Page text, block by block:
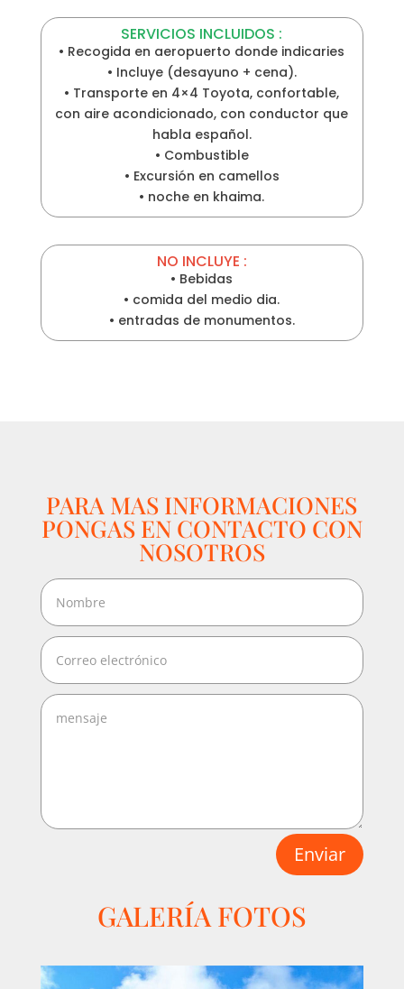
SERVICIOS INCLUIDOS :
• Recogida en aeropuerto donde indicaries
• Incluye (desayuno + cena).
• Transporte en 4×4 Toyota, confortable,
con aire acondicionado, con conductor que
habla español.
• Combustible
• Excursión en camellos
• noche en khaima.
NO INCLUYE :
• Bebidas
• comida del medio dia.
• entradas de monumentos.
PARA MAS INFORMACIONES
PONGAS EN CONTACTO CON
NOSOTROS
Enviar
GALERÍA FOTOS